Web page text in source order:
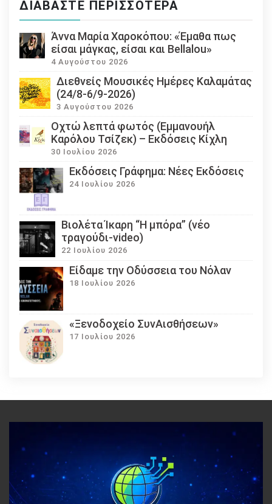
ΔΙΑΒΆΣΤΕ ΠΕΡΙΣΣΌΤΕΡΑ
Άννα Μαρία Χαροκόπου: «Έμαθα πως
είσαι μάγκας, είσαι και Bellalou»
4 Αυγούστου 2026
Διεθνείς Μουσικές Ημέρες Καλαμάτας
(24/8-6/9-2026)
3 Αυγούστου 2026
Οχτώ λεπτά φωτός (Εμμανουήλ
Καρόλου Τσίζεκ) – Εκδόσεις Κίχλη
30 Ιουλίου 2026
Εκδόσεις Γράφημα: Νέες Εκδόσεις
24 Ιουλίου 2026
Βιολέτα Ίκαρη “Η μπόρα” (νέο
τραγούδι-video)
22 Ιουλίου 2026
Eίδαμε την Οδύσσεια του Νόλαν
18 Ιουλίου 2026
«Ξενοδοχείο ΣυνΑισθήσεων»
17 Ιουλίου 2026